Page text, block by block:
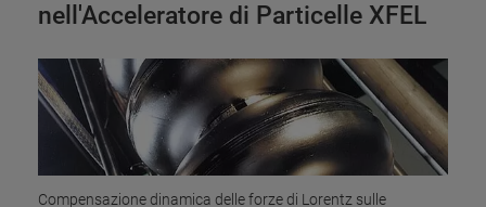
nell'Acceleratore di Particelle XFEL
Compensazione dinamica delle forze di Lorentz sulle